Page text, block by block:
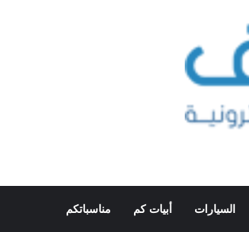
السيارات أبيات كم مناسباتكم